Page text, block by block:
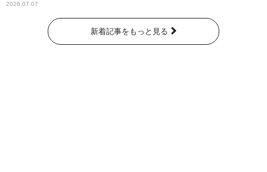
2026.07.07
新着記事をもっと見る